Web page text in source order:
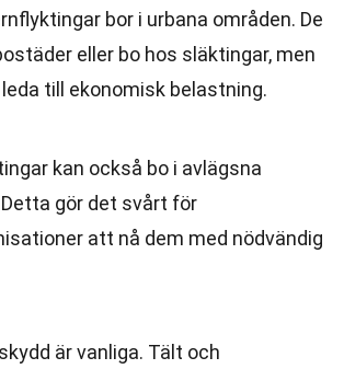
bor i urbana områden. De
eller bo hos släktingar, men
till ekonomisk belastning.
kan också bo i avlägsna
gör det svårt för
att nå dem med nödvändig
är vanliga. Tält och